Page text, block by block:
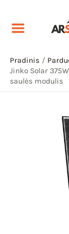
turinio
Pradinis
Jinko Solar
saulės modulis